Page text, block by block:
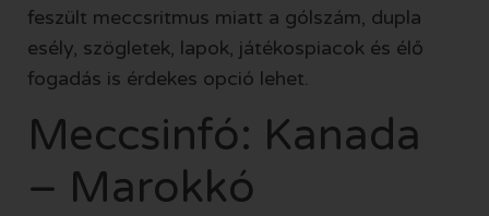
feszült meccsritmus miatt a gólszám, dupla
esély, szögletek, lapok, játékospiacok és élő
fogadás is érdekes opció lehet.
Meccsinfó: Kanada
– Marokkó